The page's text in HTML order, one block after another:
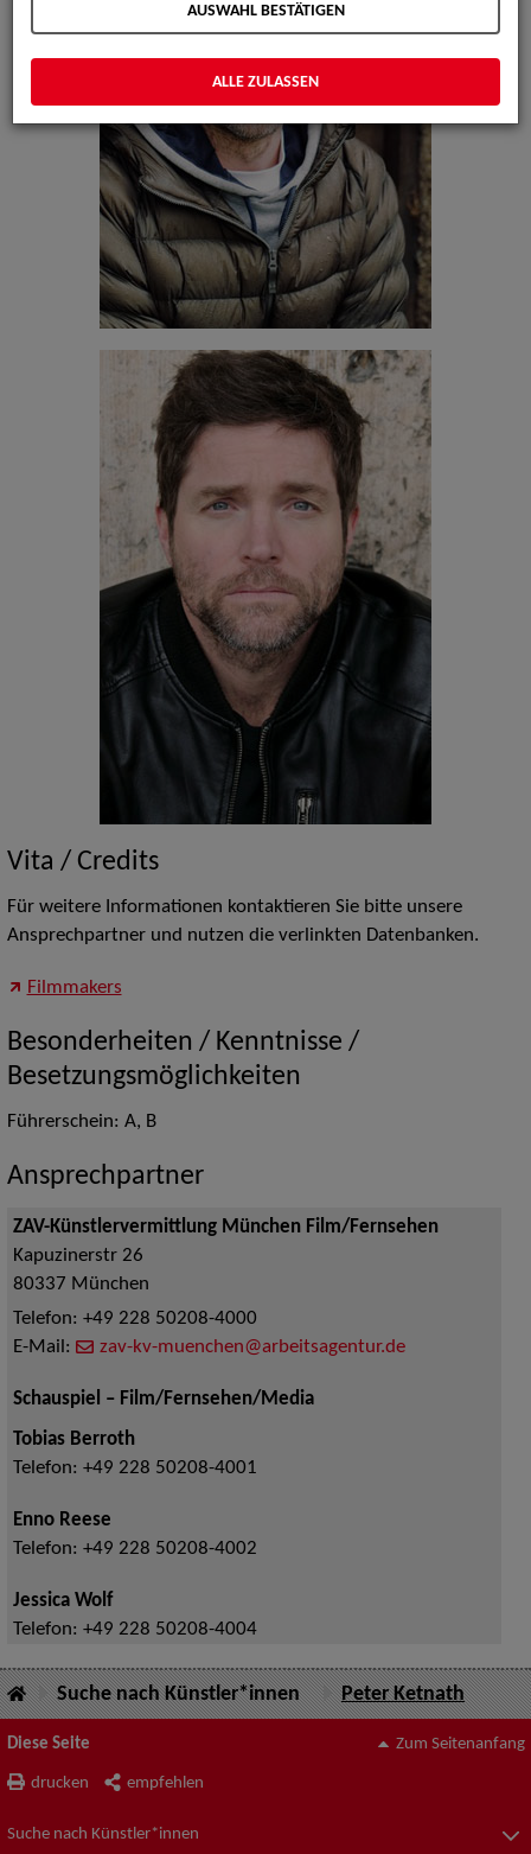
Vita / Credits
Für weitere Informationen kontaktieren Sie bitte unsere
Ansprechpartner und nutzen die verlinkten Datenbanken.
Filmmakers
Besonderheiten / Kenntnisse /
Besetzungsmöglichkeiten
Führerschein: A, B
Ansprechpartner
ZAV-Künstlervermittlung München Film/Fernsehen
Kapuzinerstr 26
80337 München
Telefon: +49 228 50208-4000
E-Mail:
zav-kv-muenchen@arbeitsagentur.de
Schauspiel – Film/Fernsehen/Media
Tobias Berroth
Telefon: +49 228 50208-4001
Enno Reese
Telefon: +49 228 50208-4002
Jessica Wolf
Telefon: +49 228 50208-4004
Suche nach Künstler*innen Peter Ketnath
Diese Seite
drucken empfehlen
Zum Seitenanfang
Suche nach Künstler*innen
AUSWAHL BESTÄTIGEN
ALLE ZULASSEN